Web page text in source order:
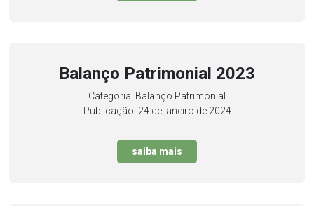
Balanço Patrimonial 2023
Categoria: Balanço Patrimonial
Publicação: 24 de janeiro de 2024
saiba mais